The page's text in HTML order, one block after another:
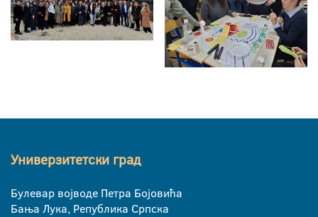
Универзитетски град
Булевар војводе Петра Бојовића
Бања Лука, Република Српска